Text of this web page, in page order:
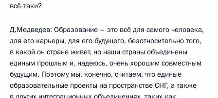
всё‑таки?
Д.Медведев: Образование – это всё для самого человека,
для его карьеры, для его будущего, безотносительно того,
в какой он стране живет, но наши страны объединены
единым прошлым и, надеюсь, очень хорошим совместным
будущим. Поэтому мы, конечно, считаем, что единые
образовательные проекты на пространстве СНГ, а также